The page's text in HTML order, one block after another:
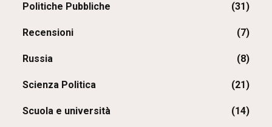
Politiche Pubbliche (31)
Recensioni (7)
Russia (8)
Scienza Politica (21)
Scuola e università (14)